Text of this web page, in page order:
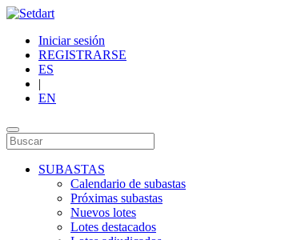
Iniciar sesión
REGISTRARSE
ES
|
EN
SUBASTAS
Calendario de subastas
Próximas subastas
Nuevos lotes
Lotes destacados